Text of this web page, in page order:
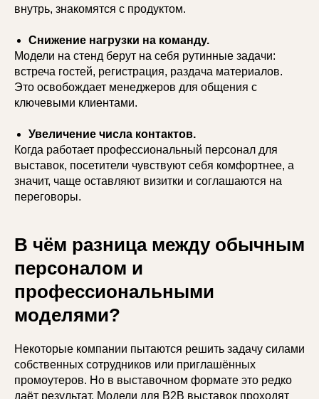
внутрь, знакомятся с продуктом.
Снижение нагрузки на команду.
Модели на стенд берут на себя рутинные задачи:
встреча гостей, регистрация, раздача материалов.
Это освобождает менеджеров для общения с
ключевыми клиентами.
Увеличение числа контактов.
Когда работает профессиональный персонал для
выставок, посетители чувствуют себя комфортнее, а
значит, чаще оставляют визитки и соглашаются на
переговоры.
В чём разница между обычным
персоналом и
профессиональными
моделями?
Некоторые компании пытаются решить задачу силами
собственных сотрудников или приглашённых
промоутеров. Но в выставочном формате это редко
даёт результат. Модели для B2B выставок проходят